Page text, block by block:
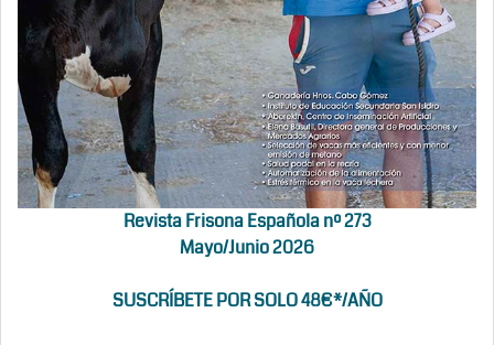
Revista Frisona Española nº 273
Mayo/Junio 2026
SUSCRÍBETE POR SOLO 48€*/AÑO